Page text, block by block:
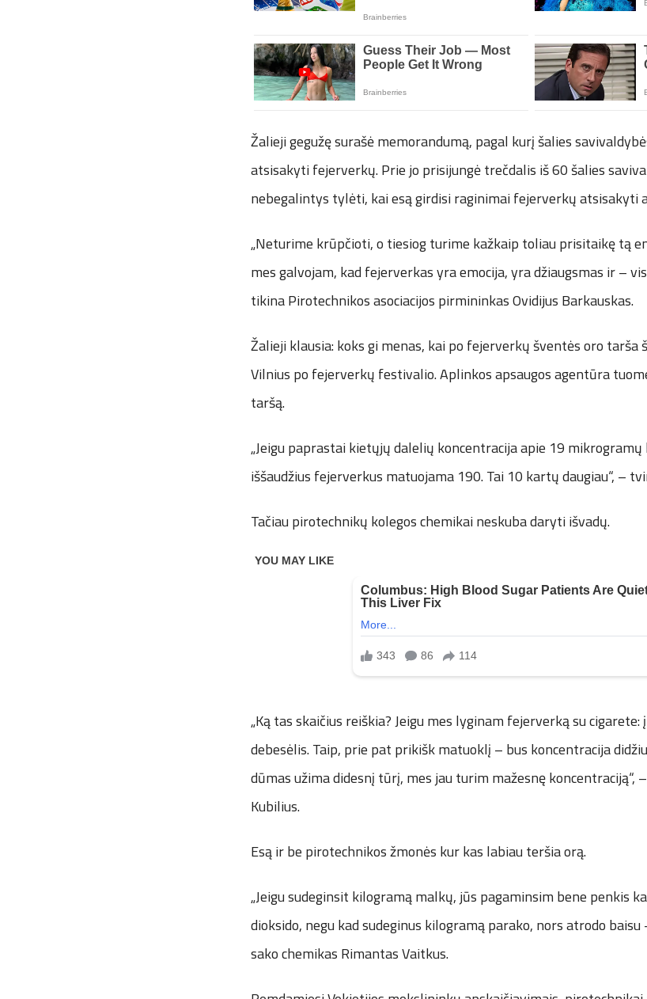
Žalieji gegužę surašė memorandumą, pagal kurį šalies
atsisakyti fejerverkų. Prie jo prisijungė trečdalis iš 60 šalies
nebegalintys tylėti, kai esą girdisi raginimai fejerverkų atsisakyti
„Neturime krūpčioti, o tiesiog turime kažkaip toliau prisitaikę tą
mes galvojam, kad fejerverkas yra emocija, yra džiaugsmas ir –
tikina Pirotechnikos asociacijos pirmininkas Ovidijus Barkauskas.
Žalieji klausia: koks gi menas, kai po fejerverkų šventės oro tarša
Vilnius po fejerverkų festivalio. Aplinkos apsaugos agentūra
taršą.
„Jeigu paprastai kietųjų dalelių koncentracija apie 19
iššaudžius fejerverkus matuojama 190. Tai 10 kartų daugiau“, –
Tačiau pirotechnikų kolegos chemikai neskuba daryti išvadų.
„Ką tas skaičius reiškia? Jeigu mes lyginam fejerverką su
debesėlis. Taip, prie pat prikišk matuoklį – bus koncentracija
dūmas užima didesnį tūrį, mes jau turim mažesnę koncentraciją“,
Kubilius.
Esą ir be pirotechnikos žmonės kur kas labiau teršia orą.
„Jeigu sudeginsit kilogramą malkų, jūs pagaminsim bene penkis
dioksido, negu kad sudeginus kilogramą parako, nors atrodo
sako chemikas Rimantas Vaitkus.